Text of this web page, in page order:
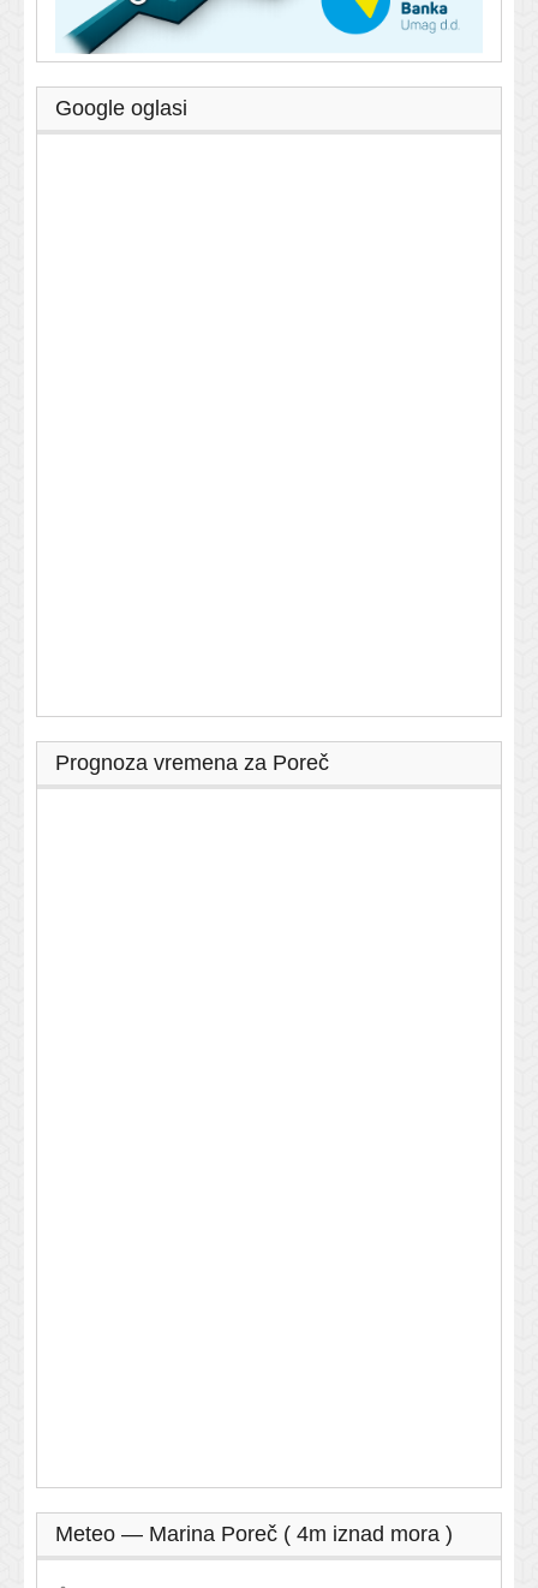
Google oglasi
Prognoza vremena za Poreč
Meteo — Marina Poreč ( 4m iznad mora )